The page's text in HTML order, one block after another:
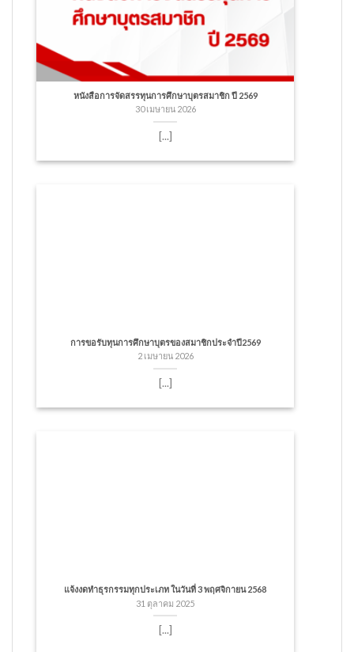
หนังสือการจัดสรรทุนการศึกษาบุตรสมาชิก ปี 2569
30 เมษายน 2026
[...]
การขอรับทุนการศึกษาบุตรของสมาชิกประจำปี2569
2 เมษายน 2026
[...]
แจ้งงดทำธุรกรรมทุกประเภท ในวันที่ 3 พฤศจิกายน 2568
31 ตุลาคม 2025
[...]